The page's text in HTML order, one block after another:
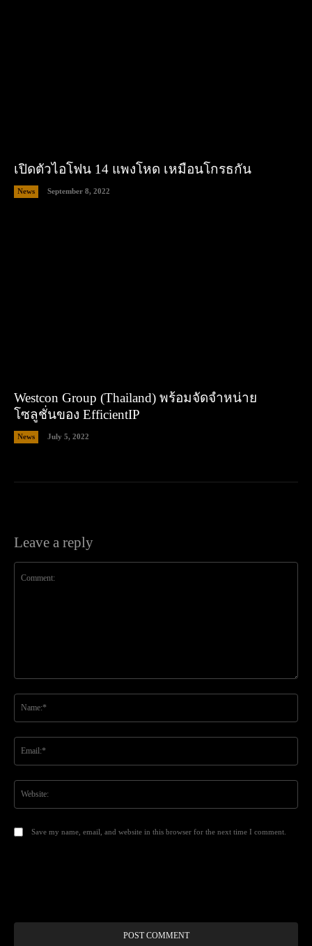
เปิดตัวไอโฟน 14 แพงโหด เหมือนโกรธกัน
News September 8, 2022
Westcon Group (Thailand) พร้อมจัดจำหน่าย
โซลูชั่นของ EfficientIP
News July 5, 2022
Leave a reply
Save my name, email, and website in this browser for the next time I comment.